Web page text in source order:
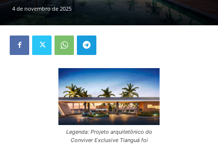
4 de novembro de 2025
Legenda: Projeto arquitetônico do
Conviver Exclusive Tianguá foi